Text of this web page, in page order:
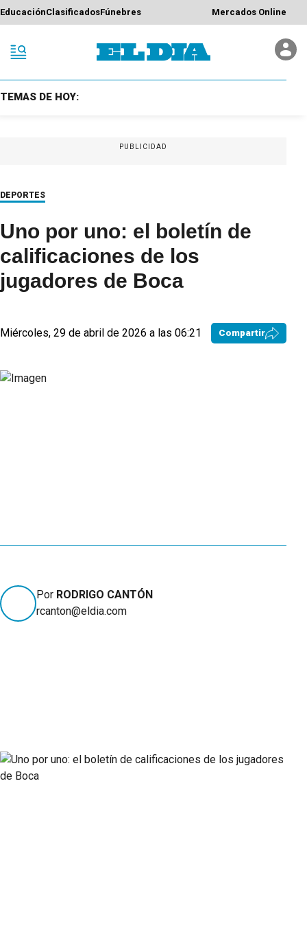
EducaciónClasificadosFúnebres Mercados Online
TEMAS DE HOY:
PUBLICIDAD
DEPORTES
Uno por uno: el boletín de
calificaciones de los
jugadores de Boca
Miércoles, 29 de abril de 2026 a las 06:21 Compartir
Por RODRIGO CANTÓN
rcanton@eldia.com